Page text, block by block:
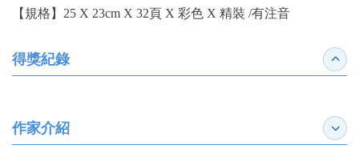
【規格】25 X 23cm X 32頁 X 彩色 X 精裝 /有注音
得獎紀錄 收合
作家介紹 展開